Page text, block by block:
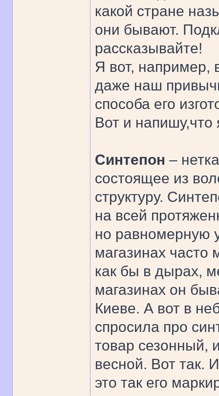
какой стране
они бывают.
рассказывайте!
Я вот, например,
даже наш
способа его
Вот и
Синтепон –
состоящее из
структуру.
на всей
но равномерную
магазинах часто
как бы в дырах,
магазинах он
Киеве. А вот в
спросила про
товар сезонный,
весной. Вот так.
это так его